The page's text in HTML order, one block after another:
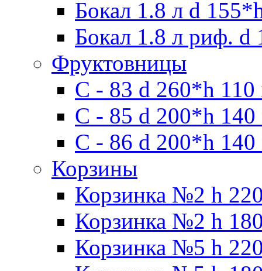
Бокал 1.8 л d
Бокал 1.8 л риф.
Фруктовницы
С - 83 d 260*h
С - 85 d 200*h
С - 86 d 200*h
Корзины
Корзинка №2 h
Корзинка №2 h
Корзинка №5 h